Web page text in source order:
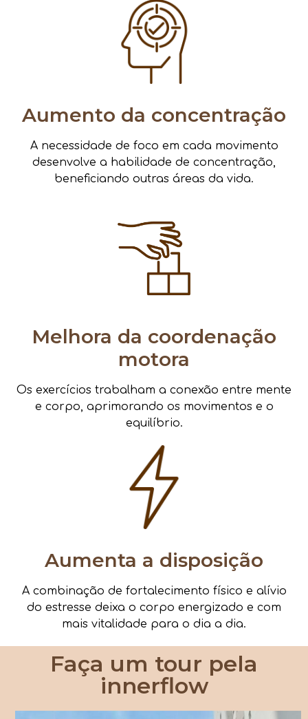
Aumento da concentração
A necessidade de foco em cada movimento
desenvolve a habilidade de concentração,
beneficiando outras áreas da vida.
Melhora da coordenação
motora
Os exercícios trabalham a conexão entre mente
e corpo, aprimorando os movimentos e o
equilíbrio.
Aumenta a disposição
A combinação de fortalecimento físico e alívio
do estresse deixa o corpo energizado e com
mais vitalidade para o dia a dia.
Faça um tour pela
innerflow